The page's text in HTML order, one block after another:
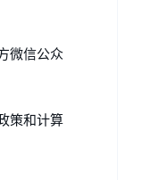
微信公众
策和计算